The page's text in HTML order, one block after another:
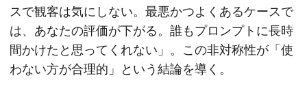
スで観客は気にしない。最悪かつよくあるケースで
は、あなたの評価が下がる。誰もプロンプトに長時
間かけたと思ってくれない」。この非対称性が「使
わない方が合理的」という結論を導く。